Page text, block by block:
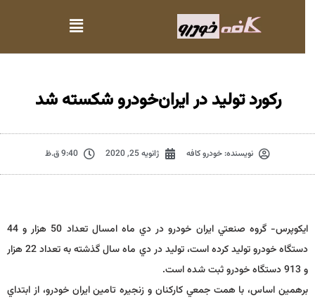
ركورد توليد در ايران‌خودرو شكسته شد
نویسنده:خودرو کافه ژانویه 25, 2020 9:40 ق.ظ
ايكوپرس- گروه صنعتي ايران خودرو در دي ماه امسال تعداد 50 هزار و 44
دستگاه خودرو توليد كرده است،‌ توليد در دي ماه سال گذشته به تعداد 22 هزار
و 913 دستگاه خودرو ثبت شده است.
برهمين اساس، با همت جمعي كاركنان و زنجيره تامين ايران خودرو،‌ از ابتداي